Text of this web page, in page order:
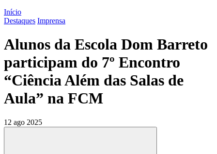
Início
Destaques Imprensa
Alunos da Escola Dom Barreto
participam do 7º Encontro
“Ciência Além das Salas de
Aula” na FCM
12 ago 2025